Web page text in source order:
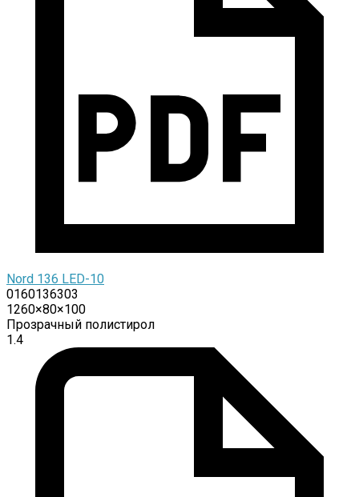
Nord 136 LED-10
0160136303
1260×80×100
Прозрачный полистирол
1.4